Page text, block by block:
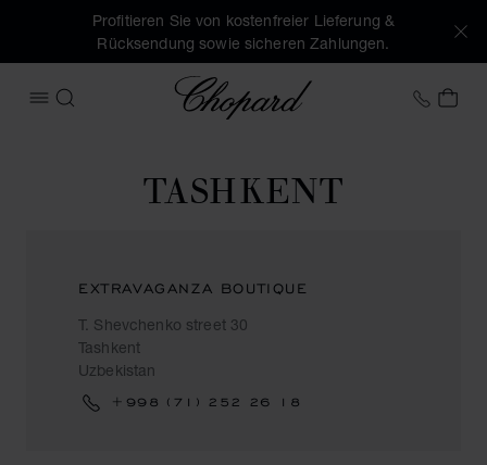
Profitieren Sie von kostenfreier Lieferung &
Rücksendung sowie sicheren Zahlungen.
MENÜ ÖFFNEN
SUCHEN
Chopard +49
TASHKENT
EXTRAVAGANZA BOUTIQUE
T. Shevchenko street 30
Tashkent
Uzbekistan
+998 (71) 252 26 18